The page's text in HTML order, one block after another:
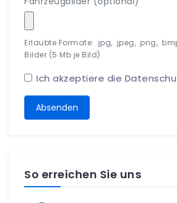
Erlaubte Formate: .jpg, .jpeg, .png,
Bilder (5 Mb je Bild)
Ich akzeptiere die
Absenden
So erreichen Sie uns